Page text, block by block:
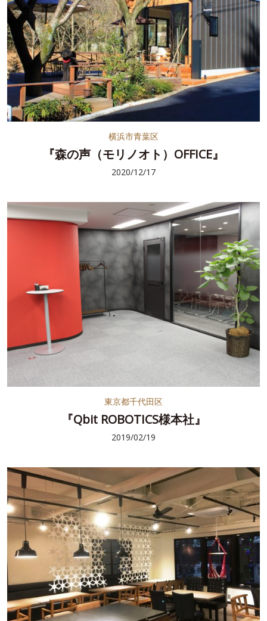
横浜市青葉区
『森の声（モリノオト）OFFICE』
2020/12/17
東京都千代田区
『Qbit ROBOTICS様本社』
2019/02/19